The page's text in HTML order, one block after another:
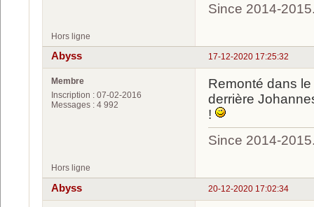
Since 2014-
Hors ligne
17-12-2020 17:25:32
Abyss
Membre
Inscription : 07-02-2016
Messages : 4 992
Remonté dans
derrière
!
Since 2014-
Hors ligne
20-12-2020 17:02:34
Abyss